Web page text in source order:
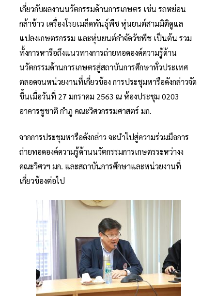
เกี่ยวกับผลงานนวัตกรรมด้านการเกษตร เช่น รถหย่อน
กล้าข้าว เครื่องโรยเมล็ดพันธุ์พืช หุ่นยนต์สามมิติดูแล
แปลงเกษตรกรรม และหุ่นยนต์กำจัดวัชพืช เป็นต้น รวม
ทั้งการหารือถึงแนวทางการถ่ายทอดองค์ความรู้ด้าน
นวัตกรรมด้านการเกษตรสู่สถาบันการศึกษาทั่วประเทศ
ตลอดจนหน่วยงานที่เกี่ยวข้อง การประชุมหารือดังกล่าวจัด
ขึ้นเมื่อวันที่ 27 มกราคม 2563 ณ ห้องประชุม 0203
อาคารชูชาติ กำภู คณะวิศวกรรมศาสตร์ มก.
จากการประชุมหารือดังกล่าว จะนำไปสู่ความร่วมมือการ
ถ่ายทอดองค์ความรู้ด้านนวัตกรรมการเกษตรระหว่างง
คณะวิศวฯ มก. และสถาบันการศึกษาและหน่วยงานที่
เกี่ยวข้องต่อไป